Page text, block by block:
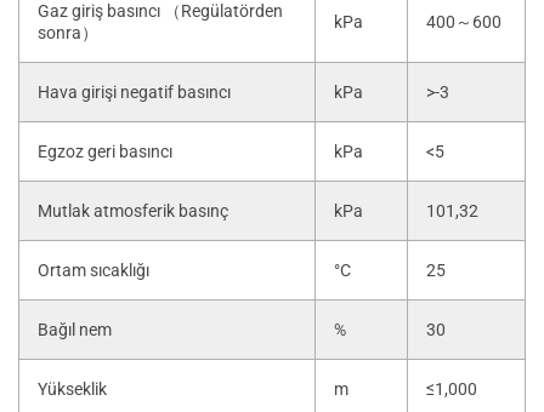
Gaz giriş basıncı （Regülatörden
sonra）
kPa 400～600
Hava girişi negatif basıncı kPa >-3
Egzoz geri basıncı kPa <5
Mutlak atmosferik basınç kPa 101,32
Ortam sıcaklığı °C 25
Bağıl nem % 30
Yükseklik m ≤1,000